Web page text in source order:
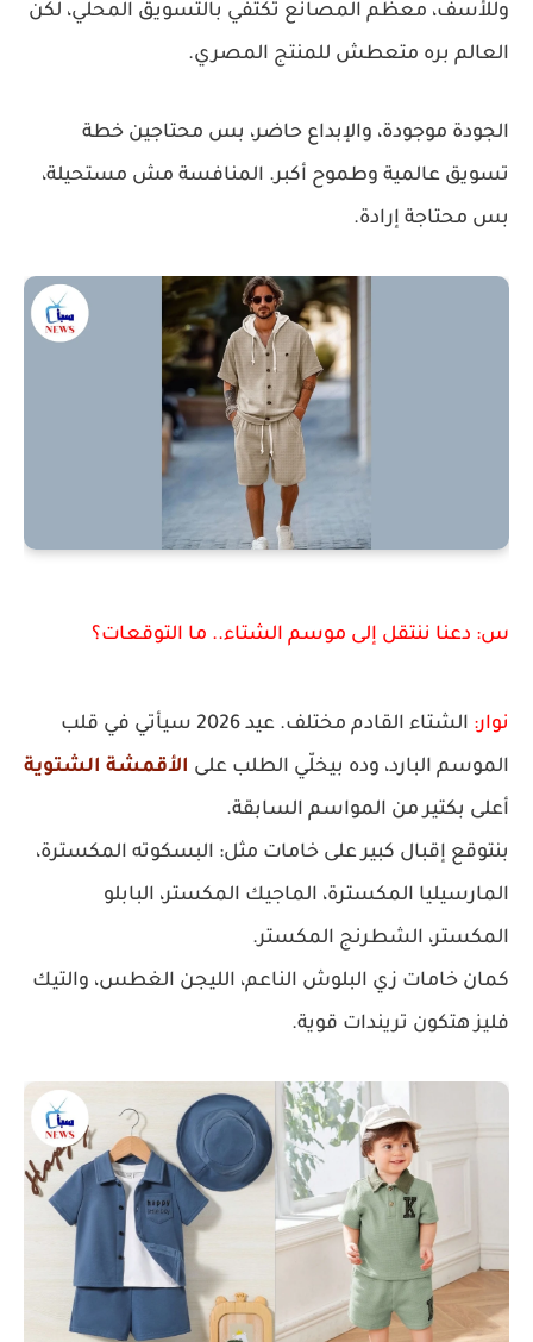
وللأسف، معظم المصانع تكتفي بالتسويق المحلي، لكن
العالم بره متعطش للمنتج المصري.
الجودة موجودة، والإبداع حاضر، بس محتاجين خطة
تسويق عالمية وطموح أكبر. المنافسة مش مستحيلة،
بس محتاجة إرادة.
س: دعنا ننتقل إلى موسم الشتاء.. ما التوقعات؟
نوار:
الشتاء القادم مختلف. عيد 2026 سيأتي في قلب
الموسم البارد، وده بيخلّي الطلب على الأقمشة الشتوية
أعلى بكتير من المواسم السابقة.
بنتوقع إقبال كبير على خامات مثل: البسكوته المكسترة،
المارسيليا المكسترة، الماجيك المكستر، البابلو
المكستر، الشطرنج المكستر.
كمان خامات زي البلوش الناعم، الليجن الغطس، والتيك
فليز هتكون تريندات قوية.